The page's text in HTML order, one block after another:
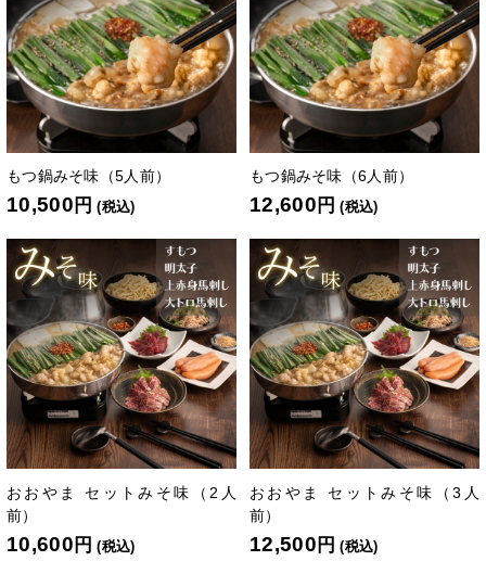
もつ鍋みそ味（5人前）
10,500 円 (税込)
もつ鍋みそ味（6人前）
12,600 円 (税込)
おおやま セットみそ味（2人
前）
10,600 円 (税込)
おおやま セットみそ味（3人
前）
12,500 円 (税込)